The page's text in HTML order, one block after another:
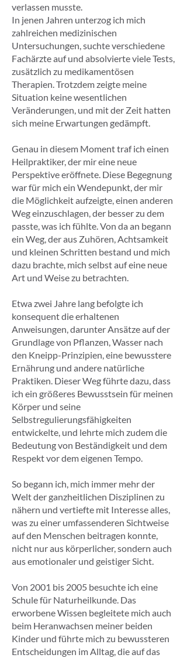
verlassen musste.
In jenen Jahren unterzog ich mich
zahlreichen medizinischen
Untersuchungen, suchte verschiedene
Fachärzte auf und absolvierte viele Tests,
zusätzlich zu medikamentösen
Therapien. Trotzdem zeigte meine
Situation keine wesentlichen
Veränderungen, und mit der Zeit hatten
sich meine Erwartungen gedämpft.
Genau in diesem Moment traf ich einen
Heilpraktiker, der mir eine neue
Perspektive eröffnete. Diese Begegnung
war für mich ein Wendepunkt, der mir
die Möglichkeit aufzeigte, einen anderen
Weg einzuschlagen, der besser zu dem
passte, was ich fühlte. Von da an begann
ein Weg, der aus Zuhören, Achtsamkeit
und kleinen Schritten bestand und mich
dazu brachte, mich selbst auf eine neue
Art und Weise zu betrachten.
Etwa zwei Jahre lang befolgte ich
konsequent die erhaltenen
Anweisungen, darunter Ansätze auf der
Grundlage von Pflanzen, Wasser nach
den Kneipp-Prinzipien, eine bewusstere
Ernährung und andere natürliche
Praktiken. Dieser Weg führte dazu, dass
ich ein größeres Bewusstsein für meinen
Körper und seine
Selbstregulierungsfähigkeiten
entwickelte, und lehrte mich zudem die
Bedeutung von Beständigkeit und dem
Respekt vor dem eigenen Tempo.
So begann ich, mich immer mehr der
Welt der ganzheitlichen Disziplinen zu
nähern und vertiefte mit Interesse alles,
was zu einer umfassenderen Sichtweise
auf den Menschen beitragen konnte,
nicht nur aus körperlicher, sondern auch
aus emotionaler und geistiger Sicht.
Von 2001 bis 2005 besuchte ich eine
Schule für Naturheilkunde. Das
erworbene Wissen begleitete mich auch
beim Heranwachsen meiner beiden
Kinder und führte mich zu bewussteren
Entscheidungen im Alltag, die auf das